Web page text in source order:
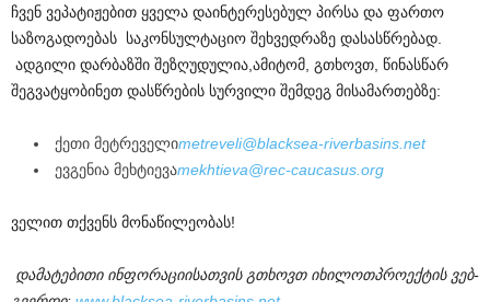
ჩვენ ვეპატიჟებით ყველა დაინტერესებულ პირსა და ფართო
საზოგადოებას საკონსულტაციო შეხვედრაზე დასასწრებად.
ადგილი დარბაზში შეზღუდულია,ამიტომ, გთხოვთ, წინასწარ
შეგვატყობინეთ დასწრების სურვილი შემდეგ მისამართებზე:
ქეთი მეტრეველიmetreveli@blacksea-riverbasins.net
ევგენია მეხტიევაmekhtieva@rec-caucasus.org
ველით თქვენს მონაწილეობას!
დამატებითი ინფორაციისათვის გთხოვთ იხილოთპროექტის ვებ-